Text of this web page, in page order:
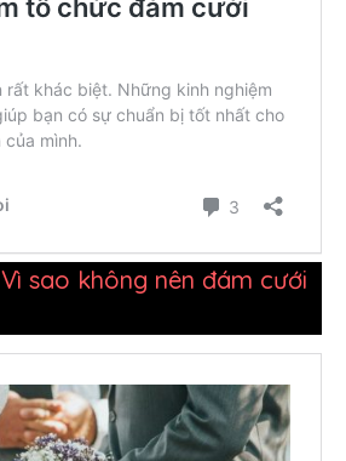
Vì sao không nên đám cưới